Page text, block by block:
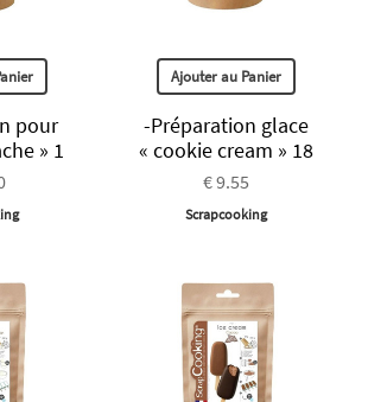
pour
» 1
Ajouter au Panier
-Préparation glace
« cookie cream » 18
€ 9.55
Scrapcooking